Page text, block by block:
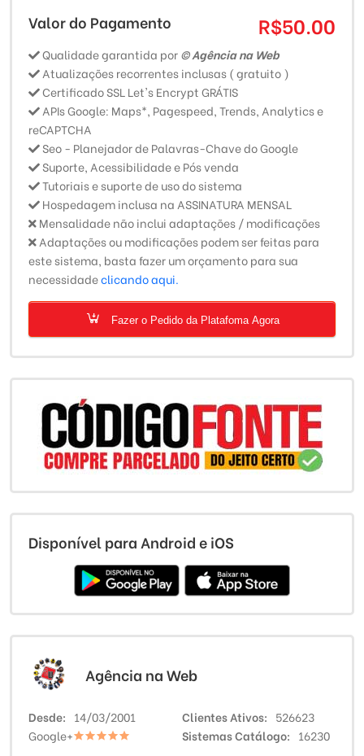
Valor do Pagamento R$50.00
Qualidade garantida por© Agência na Web
Atualizações recorrentes inclusas ( gratuito )
Certificado SSL Let's Encrypt GRÁTIS
APIs Google: Maps*, Pagespeed, Trends, Analytics e
reCAPTCHA
Seo - Planejador de Palavras-Chave do Google
Suporte, Acessibilidade e Pós venda
Tutoriais e suporte de uso do sistema
Hospedagem inclusa na ASSINATURA MENSAL
Mensalidade não inclui adaptações / modificações
Adaptações ou modificações podem ser feitas para
este sistema, basta fazer um orçamento para sua
necessidadeclicando aqui.
Fazer o Pedido da Platafoma Agora
Disponível para Android e iOS
Agência na Web
Desde 14/03/2001 Clientes Ativos
526623
Google+
Sistemas Catálogo 16230